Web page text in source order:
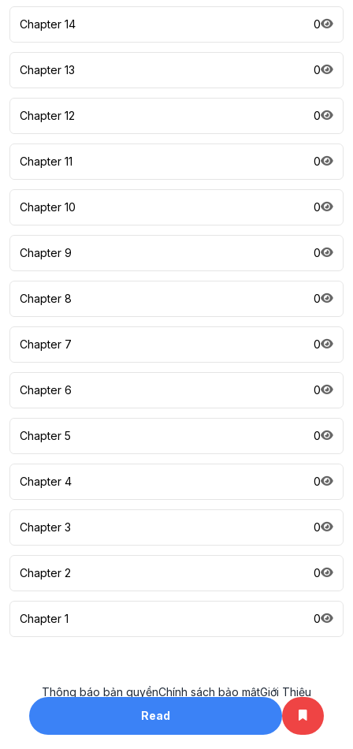
Read
Chapter 14 0
Chapter 13 0
Chapter 12 0
Chapter 11 0
Chapter 10 0
Chapter 9 0
Chapter 8 0
Chapter 7 0
Chapter 6 0
Chapter 5 0
Chapter 4 0
Chapter 3 0
Chapter 2 0
Chapter 1 0
Thông báo bản quyềnChính sách bảo mậtGiới Thiệu
All rights reserved. ©2023